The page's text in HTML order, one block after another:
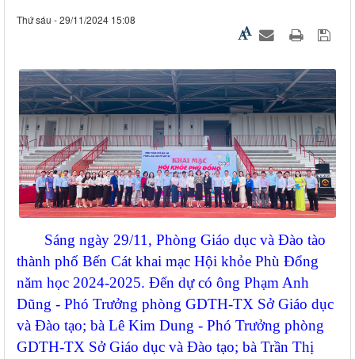
Thứ sáu - 29/11/2024 15:08
Sáng ngày 29/11, Phòng Giáo dục và Đào tào
thành phố Bến Cát khai mạc Hội khỏe Phù Đổng
năm học 2024-2025. Đến dự có ông Phạm Anh
Dũng - Phó Trưởng phòng GDTH-TX Sở Giáo dục
và Đào tạo; bà Lê Kim Dung - Phó Trưởng phòng
GDTH-TX Sở Giáo dục và Đào tạo; bà Trần Thị